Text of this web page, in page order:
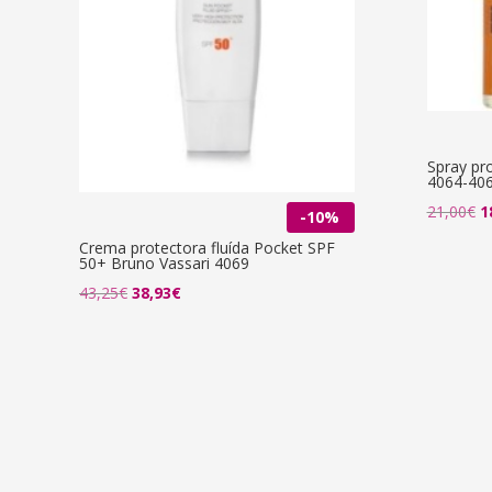
-10%
Crema protectora fluída Pocket SPF
50+ Bruno Vassari 4069
43,25€ El
38,93€El
Spray
4064-
21,00€ El